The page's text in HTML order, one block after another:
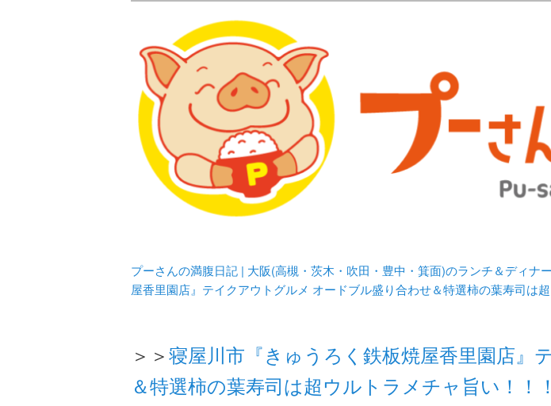
プーさんの満腹日記 | 大阪(高槻
豊中・箕面)のランチ＆ディナー
化してます。
プーさんの満腹日記 | 大阪(高槻・茨木・吹田・豊中・箕面)のランチ＆ディナ
屋香里園店』テイクアウトグルメ オードブル盛り合わせ＆特選柿の葉寿司は
＞＞寝屋川市『きゅうろく鉄板焼屋香里園店
＆特選柿の葉寿司は超ウルトラメチャ旨い！！！